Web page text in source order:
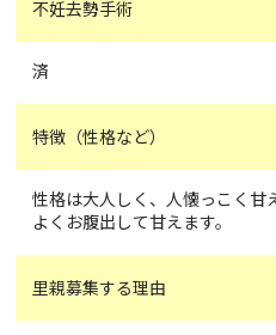
不妊去勢手術
済
特徴（性格など）
性格は大人しく、人懐っこく甘
よくお腹出して甘えます。
里親募集する理由